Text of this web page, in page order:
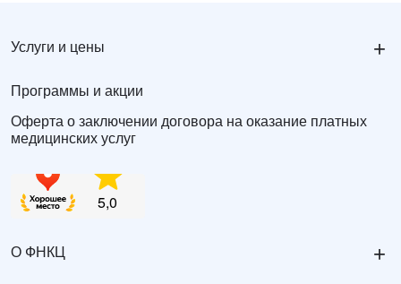
Услуги и цены +
Программы и акции
Оферта о заключении договора на оказание платных
медицинских услуг
О ФНКЦ +